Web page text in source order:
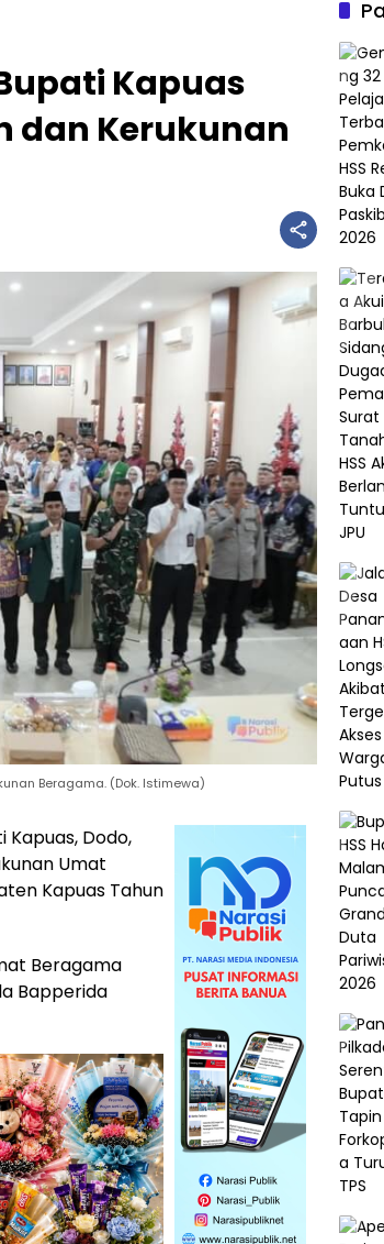
Kapuas
dan Kerukunan
Beragama. (Dok. Istimewa)
Kapuas, Dodo,
Umat
Kapuas Tahun
Beragama
Bapperida